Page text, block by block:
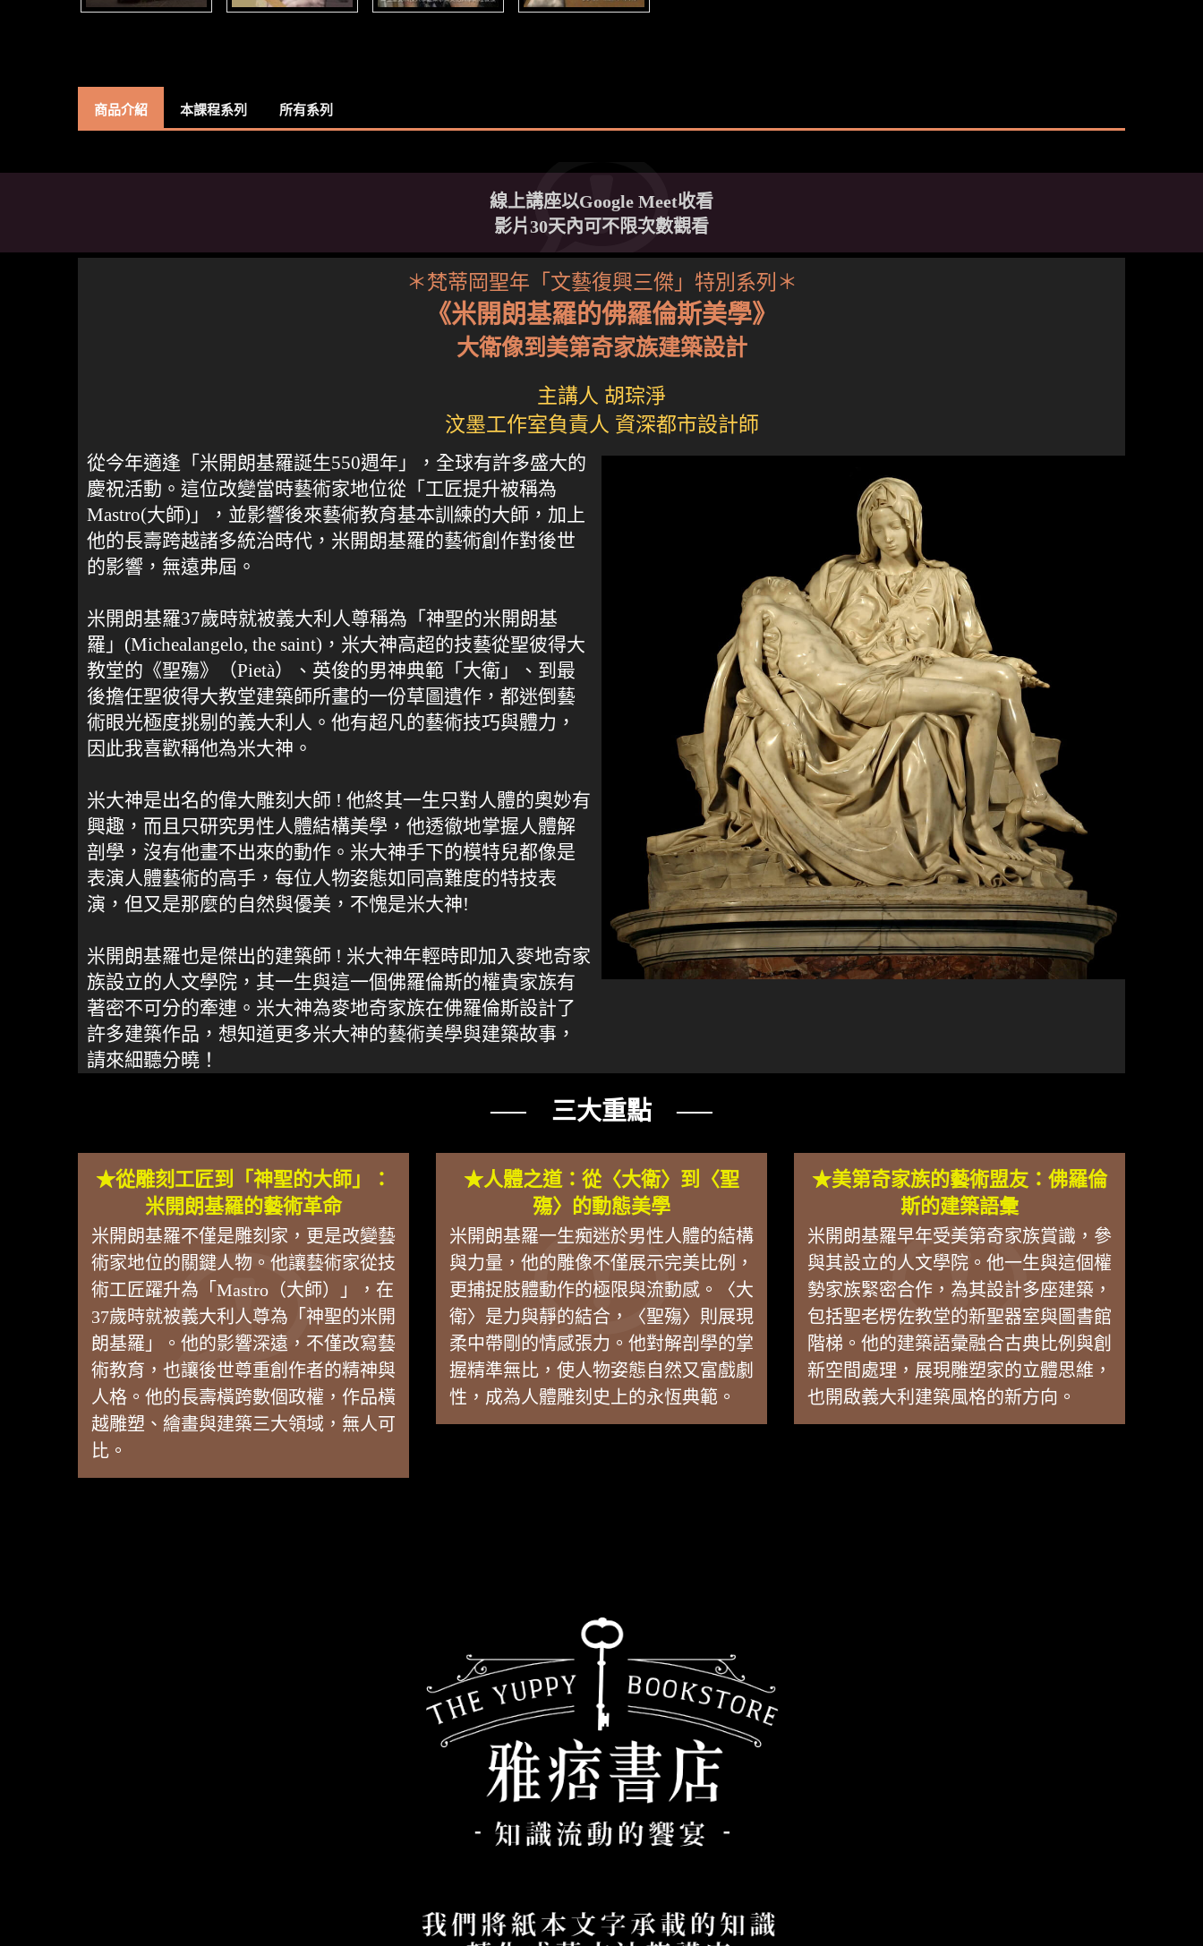
商品介紹 本課程系列 所有系列
線上講座以Google Meet收看
影片30天內可不限次數觀看
＊梵蒂岡聖年「文藝復興三傑」特別系列＊
《米開朗基羅的佛羅倫斯美學》
大衛像到美第奇家族建築設計
主講人 胡琮淨
汶墨工作室負責人 資深都市設計師
從今年適逢「米開朗基羅誕生550週年」，全球有許多盛大的
慶祝活動。這位改變當時藝術家地位從「工匠提升被稱為
Mastro(大師)」，並影響後來藝術教育基本訓練的大師，加上
他的長壽跨越諸多統治時代，米開朗基羅的藝術創作對後世
的影響，無遠弗屆。
米開朗基羅37歲時就被義大利人尊稱為「神聖的米開朗基
羅」(Michealangelo, the saint)，米大神高超的技藝從聖彼得大
教堂的《聖殤》（Pietà）、英俊的男神典範「大衛」、到最
後擔任聖彼得大教堂建築師所畫的一份草圖遺作，都迷倒藝
術眼光極度挑剔的義大利人。他有超凡的藝術技巧與體力，
因此我喜歡稱他為米大神。
米大神是出名的偉大雕刻大師 ! 他終其一生只對人體的奧妙有
興趣，而且只研究男性人體結構美學，他透徹地掌握人體解
剖學，沒有他畫不出來的動作。米大神手下的模特兒都像是
表演人體藝術的高手，每位人物姿態如同高難度的特技表
演，但又是那麼的自然與優美，不愧是米大神!
米開朗基羅也是傑出的建築師 ! 米大神年輕時即加入麥地奇家
族設立的人文學院，其一生與這一個佛羅倫斯的權貴家族有
著密不可分的牽連。米大神為麥地奇家族在佛羅倫斯設計了
許多建築作品，想知道更多米大神的藝術美學與建築故事，
請來細聽分曉！
── 三大重點 ──
★從雕刻工匠到「神聖的大師」：
米開朗基羅的藝術革命
米開朗基羅不僅是雕刻家，更是改變藝
術家地位的關鍵人物。他讓藝術家從技
術工匠躍升為「Mastro（大師）」，在
37歲時就被義大利人尊為「神聖的米開
朗基羅」。他的影響深遠，不僅改寫藝
術教育，也讓後世尊重創作者的精神與
人格。他的長壽橫跨數個政權，作品橫
越雕塑、繪畫與建築三大領域，無人可
比。
★人體之道：從〈大衛〉到〈聖
殤〉的動態美學
米開朗基羅一生痴迷於男性人體的結構
與力量，他的雕像不僅展示完美比例，
更捕捉肢體動作的極限與流動感。〈大
衛〉是力與靜的結合，〈聖殤〉則展現
柔中帶剛的情感張力。他對解剖學的掌
握精準無比，使人物姿態自然又富戲劇
性，成為人體雕刻史上的永恆典範。
★美第奇家族的藝術盟友：佛羅倫
斯的建築語彙
米開朗基羅早年受美第奇家族賞識，參
與其設立的人文學院。他一生與這個權
勢家族緊密合作，為其設計多座建築，
包括聖老楞佐教堂的新聖器室與圖書館
階梯。他的建築語彙融合古典比例與創
新空間處理，展現雕塑家的立體思維，
也開啟義大利建築風格的新方向。